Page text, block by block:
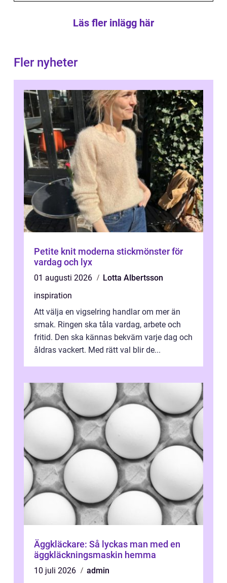
Läs fler inlägg här
Fler nyheter
Petite knit moderna stickmönster för
vardag och lyx
01 augusti 2026
Lotta Albertsson
inspiration
Att välja en vigselring handlar om mer än
smak. Ringen ska tåla vardag, arbete och
fritid. Den ska kännas bekväm varje dag och
åldras vackert. Med rätt val blir de...
Äggkläckare: Så lyckas man med en
äggkläckningsmaskin hemma
10 juli 2026
admin